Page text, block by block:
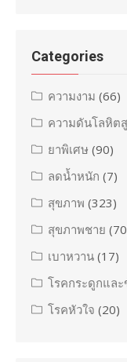
Categories
ความงาม (66)
ความดันโลหิต
ยาพิเศษ (90)
ลดน้ำหนัก (7)
สุขภาพ (323)
สุขภาพชาย
เบาหวาน (17)
โรคกระดูกและ
โรคหัวใจ (20)